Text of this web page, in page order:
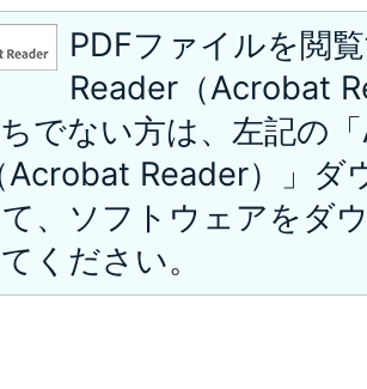
PDFファイルを閲
Reader（Acrobat
でない方は、左記の
Acrobat Reader）」ダ
、ソフトウェアをダ
ください。